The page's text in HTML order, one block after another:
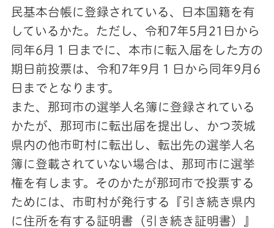
民基本台帳に登録されている、日本国籍を有
しているかた。ただし、令和7年5月21日から
同年6月１日までに、本市に転入届をした方の
期日前投票は、令和7年9月１日から同年9月6
日までとなります。
また、那珂市の選挙人名簿に登録されている
かたが、那珂市に転出届を提出し、かつ茨城
県内の他市町村に転出し、転出先の選挙人名
簿に登載されていない場合は、那珂市に選挙
権を有します。そのかたが那珂市で投票する
ためには、市町村が発行する『引き続き県内
に住所を有する証明書（引き続き証明書）』